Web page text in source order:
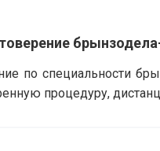
по специальности
процедуру,